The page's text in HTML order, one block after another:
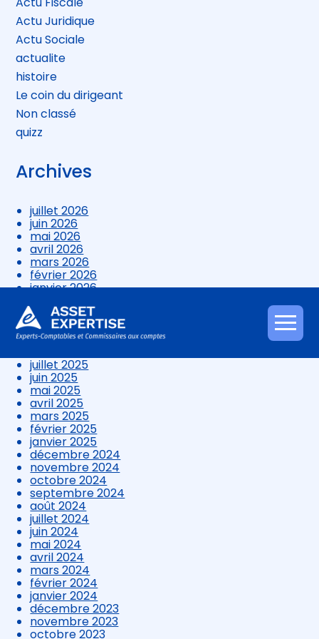
Aller
au
Actu Juridique
Actu Sociale
actualite
histoire
Le coin du dirigeant
Non classé
quizz
Archives
juillet 2026
juin 2026
mai 2026
avril 2026
mars 2026
février 2026
janvier 2026
novembre 2025
octobre 2025
septembre 2025
juillet 2025
juin 2025
mai 2025
avril 2025
mars 2025
février 2025
janvier 2025
décembre 2024
novembre 2024
octobre 2024
septembre 2024
août 2024
juillet 2024
juin 2024
mai 2024
avril 2024
mars 2024
février 2024
janvier 2024
décembre 2023
novembre 2023
octobre 2023